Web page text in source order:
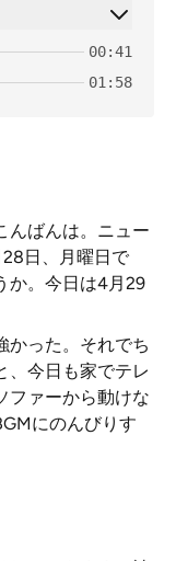
00:41
01:58
んばんは。ニュー
日、月曜日で
か。今日は4月29
かった。それでち
、今日も家でテレ
ファーから動けな
にのんびりす